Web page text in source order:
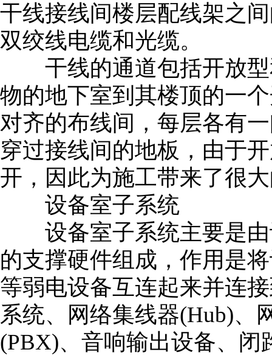
干线接线间楼层配线架之
双绞线电缆和光缆。
干线的通道包括开放型
物的地下室到其楼顶的一
对齐的布线间，每层各有
穿过接线间的地板，由于
开，因此为施工带来了很
设备室子系统
设备室子系统主要是由
的支撑硬件组成，作用是
等弱电设备互连起来并连
系统、网络集线器(Hub)、
(PBX)、音响输出设备、